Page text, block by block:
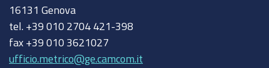
16131 Genova
tel. +39 010 2704 421-398
fax +39 010 3621027
ufficio.metrico@ge.camcom.it